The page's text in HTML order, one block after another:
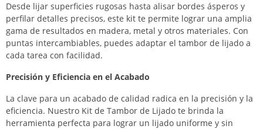
Desde lijar superficies rugosas hasta alisar bordes ásperos y
perfilar detalles precisos, este kit te permite lograr una amplia
gama de resultados en madera, metal y otros materiales. Con
puntas intercambiables, puedes adaptar el tambor de lijado a
cada tarea con facilidad.
Precisión y Eficiencia en el Acabado
La clave para un acabado de calidad radica en la precisión y la
eficiencia. Nuestro Kit de Tambor de Lijado te brinda la
herramienta perfecta para lograr un lijado uniforme y sin